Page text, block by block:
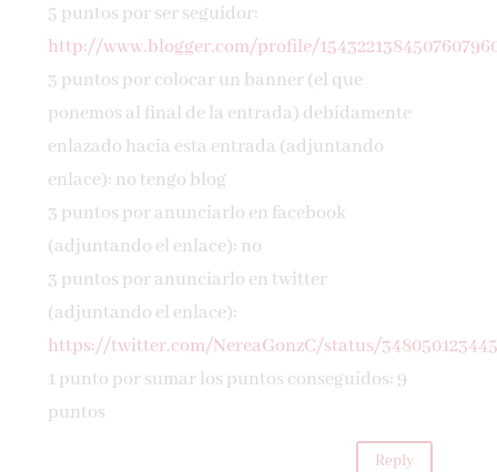
5 puntos por ser seguidor:
http://www.blogger.com/profile/
3 puntos por colocar un banner (el que
ponemos al final de la entrada) debidamente
enlazado hacia esta entrada (adjuntando
enlace): no tengo blog
3 puntos por anunciarlo en facebook
(adjuntando el enlace): no
3 puntos por anunciarlo en twitter
(adjuntando el enlace):
https://twitter.com/NereaGonzC/status/
1 punto por sumar los puntos conseguidos: 9
puntos
Reply